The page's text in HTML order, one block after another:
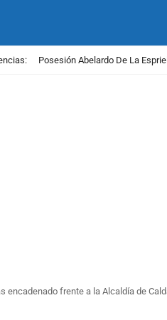
Posesión Abelardo De La
encadenado frente a la Alcaldía de